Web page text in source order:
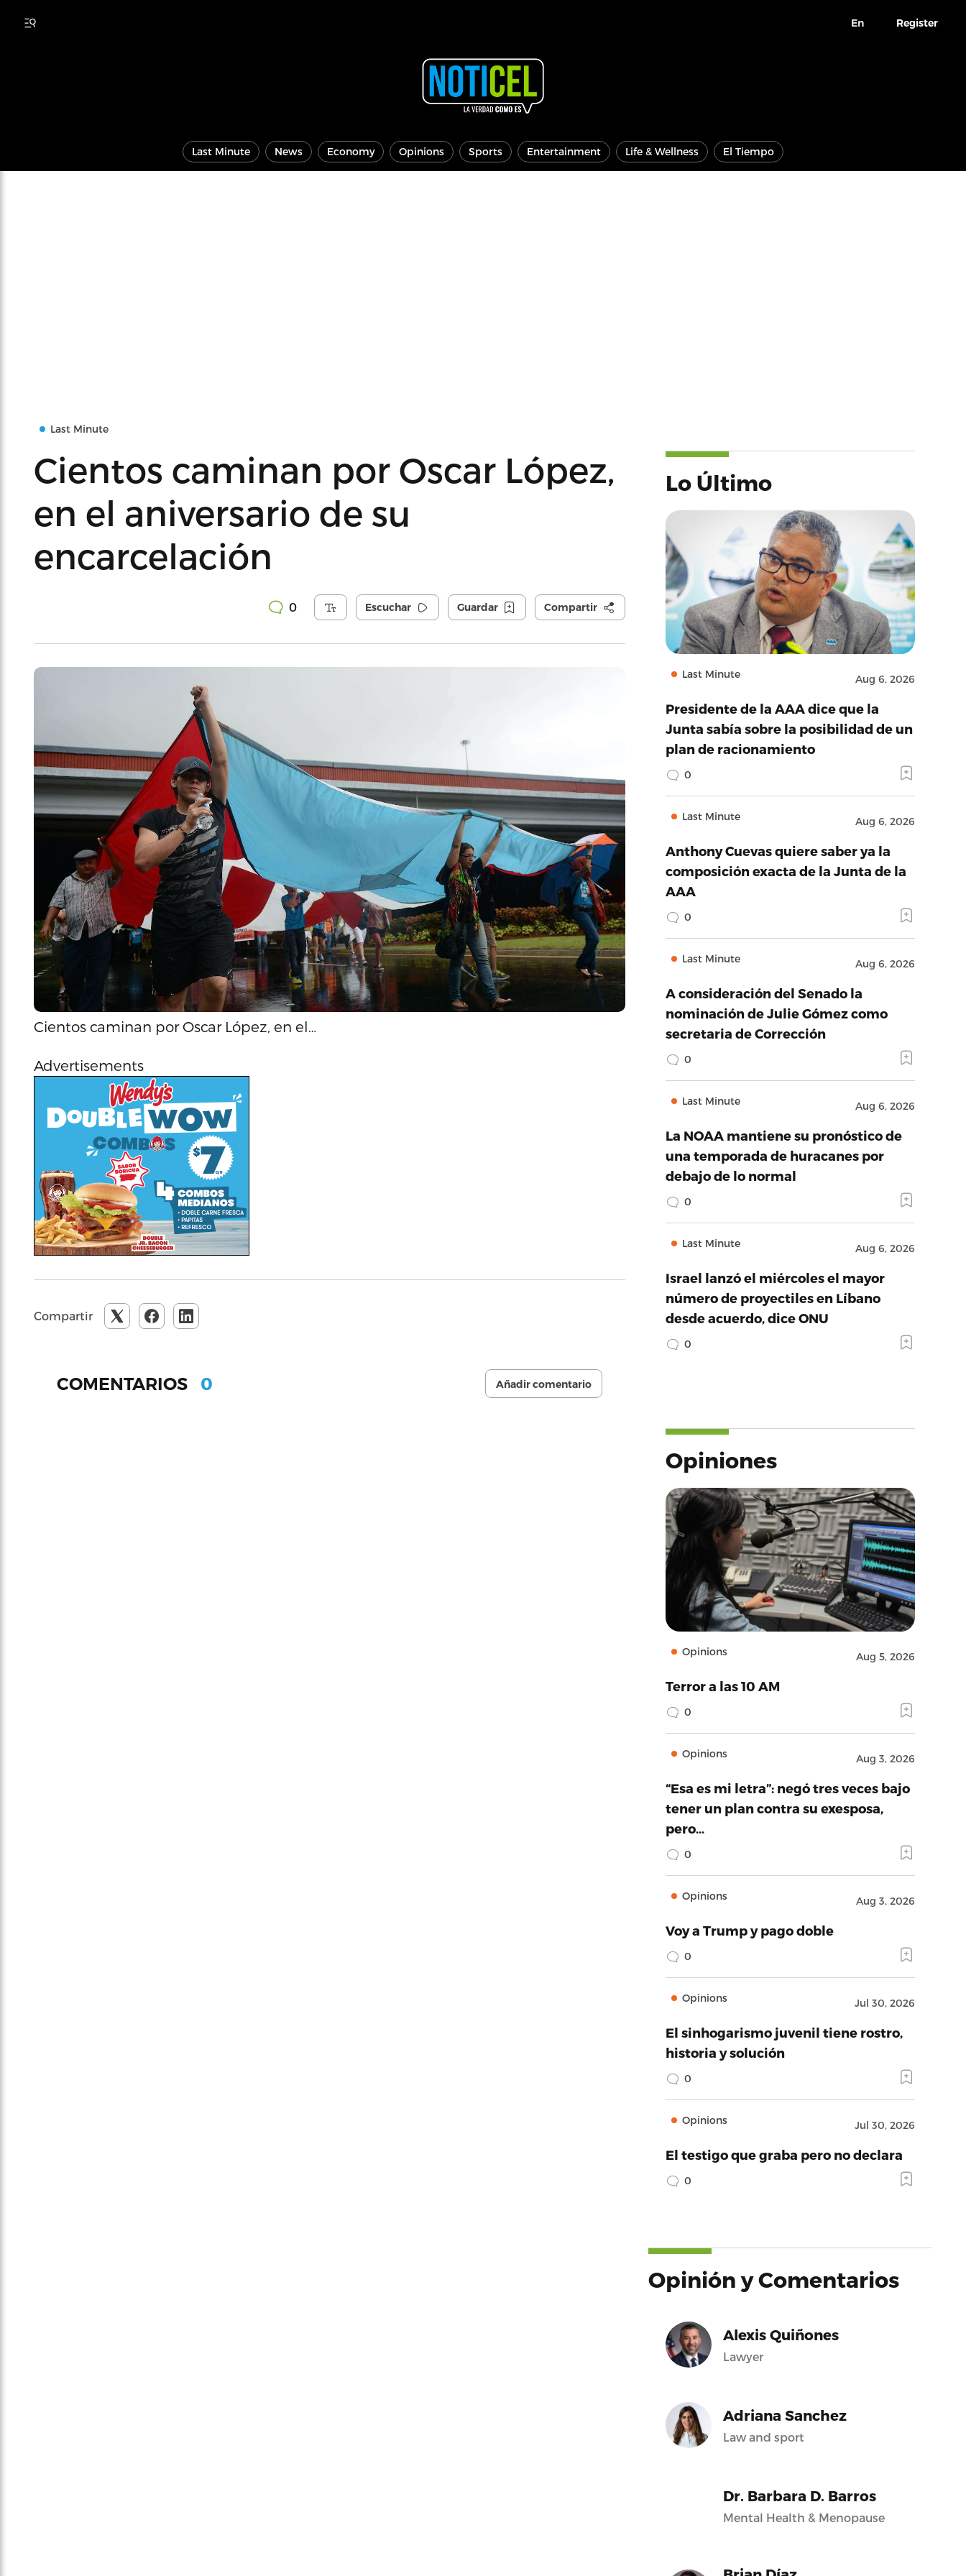
En Register
Last Minute News Economy Opinions Sports Entertainment Life & Wellness El Tiempo
Last Minute
Cientos caminan por Oscar López,
en el aniversario de su
encarcelación
0 Escuchar Guardar Compartir
Cientos caminan por Oscar López, en el…
Advertisements
Compartir
COMENTARIOS 0 Añadir comentario
Lo Último
Last Minute Aug 6, 2026
Presidente de la AAA dice que la
Junta sabía sobre la posibilidad de un
plan de racionamiento
0
Last Minute Aug 6, 2026
Anthony Cuevas quiere saber ya la
composición exacta de la Junta de la
AAA
0
Last Minute Aug 6, 2026
A consideración del Senado la
nominación de Julie Gómez como
secretaria de Corrección
0
Last Minute Aug 6, 2026
La NOAA mantiene su pronóstico de
una temporada de huracanes por
debajo de lo normal
0
Last Minute Aug 6, 2026
Israel lanzó el miércoles el mayor
número de proyectiles en Líbano
desde acuerdo, dice ONU
0
Opiniones
Opinions Aug 5, 2026
Terror a las 10 AM
0
Opinions Aug 3, 2026
“Esa es mi letra”: negó tres veces bajo
tener un plan contra su exesposa,
pero…
0
Opinions Aug 3, 2026
Voy a Trump y pago doble
0
Opinions Jul 30, 2026
El sinhogarismo juvenil tiene rostro,
historia y solución
0
Opinions Jul 30, 2026
El testigo que graba pero no declara
0
Opinión y Comentarios
Alexis Quiñones
Lawyer
Adriana Sanchez
Law and sport
Dr. Barbara D. Barros
Mental Health & Menopause